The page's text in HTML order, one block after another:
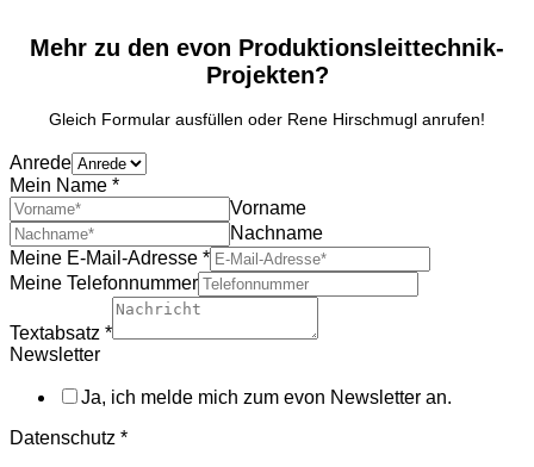
Mehr zu den evon Produktionsleittechnik-
Projekten?
Gleich Formular ausfüllen oder Rene Hirschmugl anrufen!
Anrede
Mein Name *
Vorname
Nachname
Meine E-Mail-Adresse *
Meine Telefonnummer
Textabsatz *
Newsletter
Ja, ich melde mich zum evon Newsletter an.
Datenschutz *